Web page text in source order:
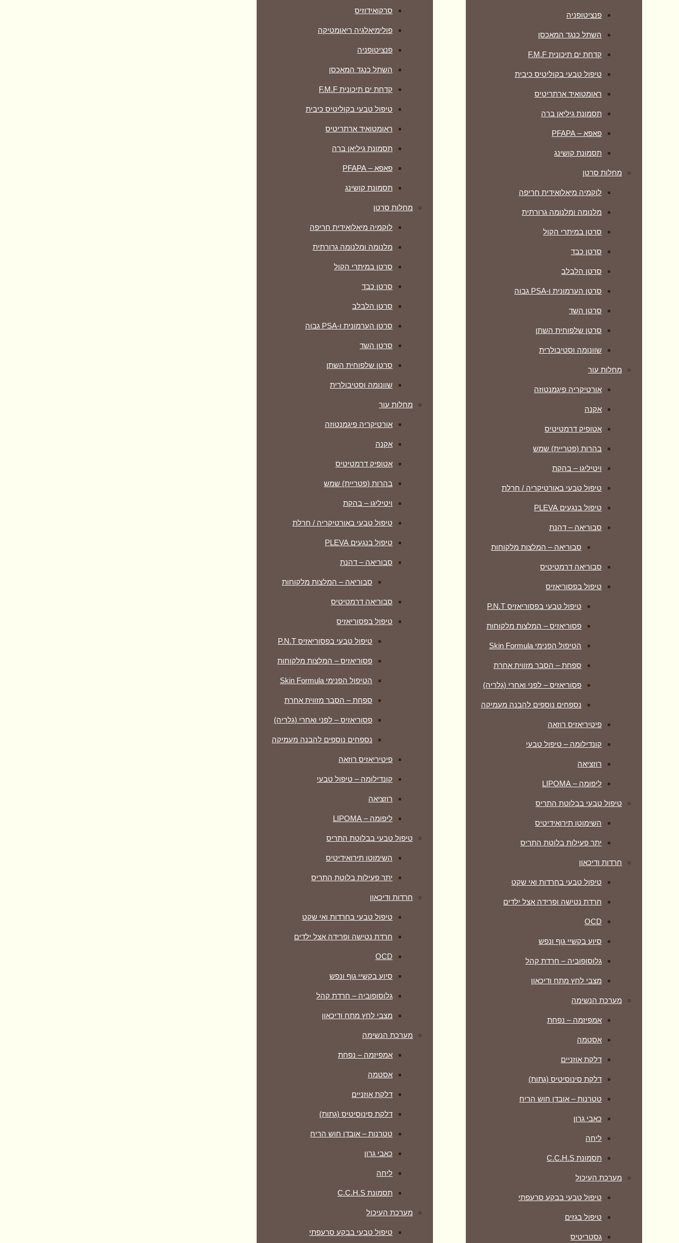
‏פנציטופניה
השתל כנגד המאכסן
קדחת ים תיכונית F.M.F
טיפול טבעי בקוליטיס כיבית
ראומטואיד ארתריטיס
תסמונת גיליאן ברה
פאפא – PFAPA
תסמונת קושינג
מחלות סרטן
לוקמיה מיאלואידית חריפה
מלנומה ומלנומה גרורתית
סרטן במיתרי הקול
סרטן כבד
סרטן הלבלב
סרטן הערמונית ו-PSA גבוה
סרטן השד
סרטן שלפוחית השתן
שוונומה וסטיבולרית
מחלות עור
אורטיקריה פיגמנטוזה
אקנה
אטופיק דרמטיטיס
בהרות (פטריית) שמש
ויטיליגו – בהקת
טיפול טבעי באורטיקריה / חרלת
טיפול בנגעים PLEVA
סבוריאה – דהנת
סבוריאה – המלצות מלקוחות
סבוריאה דרמטיטיס
טיפול בפסוריאזיס
טיפול טבעי בפסוריאזיס P.N.T
פסוריאזיס – המלצות מלקוחות
הטיפול הפנימי Skin Formula
ספחת – הסבר מזווית אחרת
פסוריאזיס – לפני ואחרי (גלריה)
נספחים נוספים להבנה מעמיקה
פיטיריאזיס רוזאה
קונדילומה – טיפול טבעי
רוזציאה
ליפומה – LIPOMA
טיפול טבעי בבלוטת התריס
השימוטו תירואידיטיס
יתר פעילות בלוטת התריס
חרדות ודיכאון
טיפול טבעי בחרדות ואי שקט
חרדת נטישה ופרידה אצל ילדים
OCD
סיוע בקשיי גוף ונפש
גלוסופוביה – חרדת קהל
מצבי לחץ מתח ודיכאון
מערכת הנשימה
אמפיזמה – נפחת
אסטמה
דלקת אוזניים
דלקת סינוסיטיס (גתות)
טטרנות – אובדן חוש הריח
כאבי גרון
ליחה
תסמונת C.C.H.S
מערכת העיכול
טיפול טבעי בבקע סרעפתי
טיפול בגזים
גסטריטיס
סרקואידוזיס
פולימיאלגיה ריאומטיקה
‏פנציטופניה
השתל כנגד המאכסן
קדחת ים תיכונית F.M.F
טיפול טבעי בקוליטיס כיבית
ראומטואיד ארתריטיס
תסמונת גיליאן ברה
פאפא – PFAPA
תסמונת קושינג
מחלות סרטן
לוקמיה מיאלואידית חריפה
מלנומה ומלנומה גרורתית
סרטן במיתרי הקול
סרטן כבד
סרטן הלבלב
סרטן הערמונית ו-PSA גבוה
סרטן השד
סרטן שלפוחית השתן
שוונומה וסטיבולרית
מחלות עור
אורטיקריה פיגמנטוזה
אקנה
אטופיק דרמטיטיס
בהרות (פטריית) שמש
ויטיליגו – בהקת
טיפול טבעי באורטיקריה / חרלת
טיפול בנגעים PLEVA
סבוריאה – דהנת
סבוריאה – המלצות מלקוחות
סבוריאה דרמטיטיס
טיפול בפסוריאזיס
טיפול טבעי בפסוריאזיס P.N.T
פסוריאזיס – המלצות מלקוחות
הטיפול הפנימי Skin Formula
ספחת – הסבר מזווית אחרת
פסוריאזיס – לפני ואחרי (גלריה)
נספחים נוספים להבנה מעמיקה
פיטיריאזיס רוזאה
קונדילומה – טיפול טבעי
רוזציאה
ליפומה – LIPOMA
טיפול טבעי בבלוטת התריס
השימוטו תירואידיטיס
יתר פעילות בלוטת התריס
חרדות ודיכאון
טיפול טבעי בחרדות ואי שקט
חרדת נטישה ופרידה אצל ילדים
OCD
סיוע בקשיי גוף ונפש
גלוסופוביה – חרדת קהל
מצבי לחץ מתח ודיכאון
מערכת הנשימה
אמפיזמה – נפחת
אסטמה
דלקת אוזניים
דלקת סינוסיטיס (גתות)
טטרנות – אובדן חוש הריח
כאבי גרון
ליחה
תסמונת C.C.H.S
מערכת העיכול
טיפול טבעי בבקע סרעפתי